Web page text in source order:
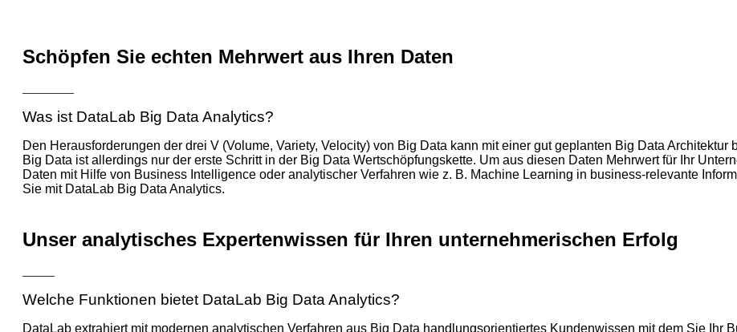
Schöpfen Sie echten Mehrwert aus Ihren Daten
Was ist DataLab Big Data Analytics?
Den Herausforderungen der drei V (Volume, Variety, Velocity) von Big Data kann mit einer gut geplanten Big Data
Big Data ist allerdings nur der erste Schritt in der Big Data Wertschöpfungskette. Um aus diesen Daten Mehrwert für Ihr
Daten mit Hilfe von Business Intelligence oder analytischer Verfahren wie z. B. Machine Learning in business-relevante
Sie mit DataLab Big Data Analytics.
Unser analytisches Expertenwissen für Ihren unternehmerischen Erfolg
Welche Funktionen bietet DataLab Big Data Analytics?
DataLab extrahiert mit modernen analytischen Verfahren aus Big Data handlungsorientiertes Kundenwissen mit dem Sie Ihr